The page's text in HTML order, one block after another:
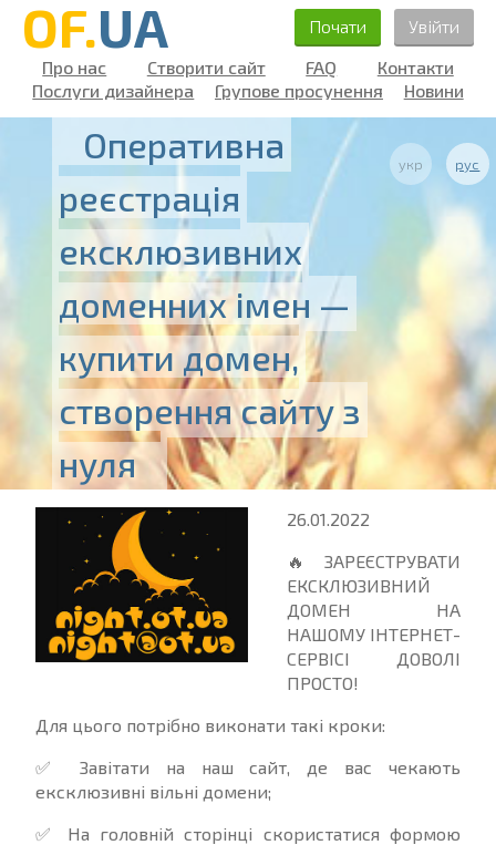
OF.UA
Про нас Створити сайт FAQ
Контакти
Послуги дизайнера
Групове просунення Новини
Почати Увійти
укр рус
Оперативна
реєстрація
ексклюзивних
доменних імен —
купити домен,
створення сайту з
нуля
26.01.2022
🔥 ЗАРЕЄСТРУВАТИ
ЕКСКЛЮЗИВНИЙ
ДОМЕН НА
НАШОМУ ІНТЕРНЕТ-
СЕРВІСІ ДОВОЛІ
ПРОСТО!
Для цього потрібно виконати такі кроки:
✅ Завітати на наш сайт, де вас чекають
ексклюзивні вільні домени;
✅ На головній сторінці скористатися формою